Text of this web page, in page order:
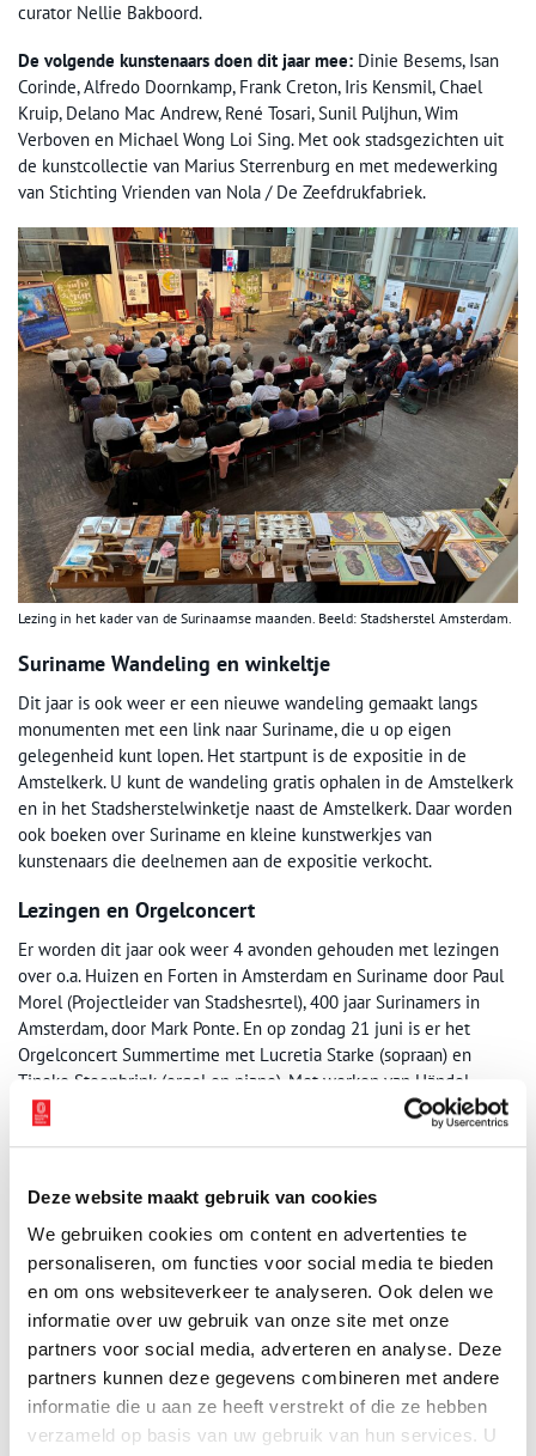
Deze website maakt gebruik van cookies
We gebruiken cookies om content en advertenties te
personaliseren, om functies voor social media te bieden
en om ons websiteverkeer te analyseren. Ook delen we
informatie over uw gebruik van onze site met onze
partners voor social media, adverteren en analyse. Deze
partners kunnen deze gegevens combineren met andere
informatie die u aan ze heeft verstrekt of die ze hebben
verzameld op basis van uw gebruik van hun services. U
curator Nellie Bakboord.
De volgende kunstenaars doen dit jaar mee: Dinie Besems, Isan
Corinde, Alfredo Doornkamp, Frank Creton, Iris Kensmil, Chael
Kruip, Delano Mac Andrew, René Tosari, Sunil Puljhun, Wim
Verboven en Michael Wong Loi Sing. Met ook stadsgezichten uit
de kunstcollectie van Marius Sterrenburg en met medewerking
van Stichting Vrienden van Nola / De Zeefdrukfabriek.
Lezing in het kader van de Surinaamse maanden. Beeld: Stadsherstel Amsterdam.
Suriname Wandeling en winkeltje
Dit jaar is ook weer er een nieuwe wandeling gemaakt langs
monumenten met een link naar Suriname, die u op eigen
gelegenheid kunt lopen. Het startpunt is de expositie in de
Amstelkerk. U kunt de wandeling gratis ophalen in de Amstelkerk
en in het Stadsherstelwinketje naast de Amstelkerk. Daar worden
ook boeken over Suriname en kleine kunstwerkjes van
kunstenaars die deelnemen aan de expositie verkocht.
Lezingen en Orgelconcert
Er worden dit jaar ook weer 4 avonden gehouden met lezingen
over o.a. Huizen en Forten in Amsterdam en Suriname door Paul
Morel (Projectleider van Stadshesrtel), 400 jaar Surinamers in
Amsterdam, door Mark Ponte. En op zondag 21 juni is er het
Orgelconcert Summertime met Lucretia Starke (sopraan) en
Tineke Steenbrink (orgel en piano). Met werken van Händel,
Fauré, Vierne en Surinaamse traditionals.
Workshop Angisa vouwen en wandkleed Draden van
ons slavernijverleden
Op 11 juni wordt er een workshop angisa vouwen gegeven,
waarbij u de traditionele hoofddoek mee naar huis mag nemen.
En Gedurende de Surinaamse Maanden kan iedereen die wil in
de Amstelkerk meewerken aan het Amsterdamse deel van het
Noord-Hollandse wandkleed over ons slavernijverleden. Met
naald en draad in de hand draagt u letterlijk een steekje bij aan
dit bijzondere kunstwerk. Het ontwerp is van Raul Balai en
iedereen kan gratis (met aanmelding) meedoen.